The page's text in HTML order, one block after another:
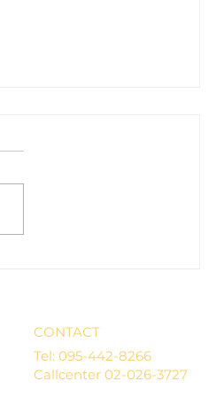
CONTACT
Tel: 095-442-8266
Callcenter 02-026-3727